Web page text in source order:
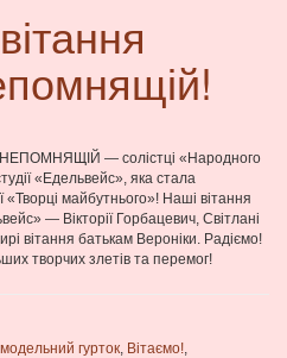
— солістці «Народного
«Едельвейс», яка стала
«Творці майбутнього»! Наші вітання
— Вікторії Горбацевич, Світлані
вітання батькам Вероніки. Радіємо!
творчих злетів та перемог!
гурток, Вітаємо!,